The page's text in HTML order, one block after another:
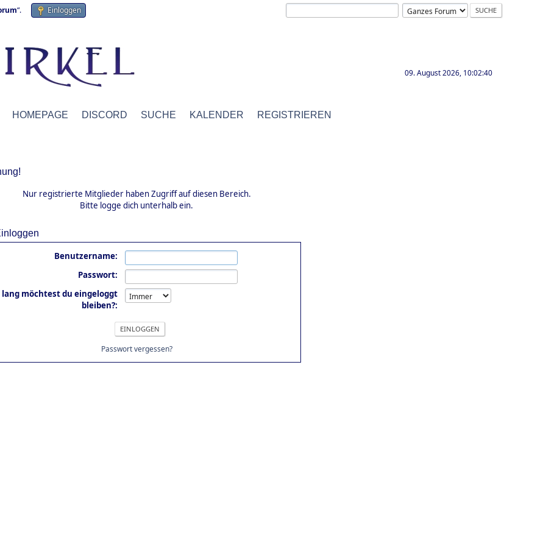
“. Einloggen
09. August 2026, 10:02:40
HOMEPAGE DISCORD SUCHE KALENDER REGISTRIEREN
Nur registrierte Mitglieder haben Zugriff auf diesen Bereich.
Bitte logge dich unterhalb ein.
Benutzername:
Passwort:
lang möchtest du eingeloggt
bleiben?:
Passwort vergessen?